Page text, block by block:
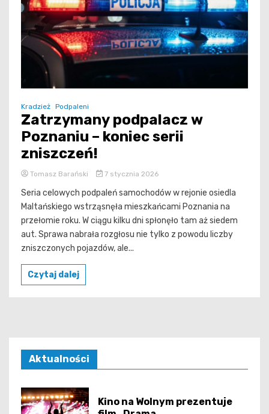
Kradzież Podpaleni
Zatrzymany podpalacz w
Poznaniu – koniec serii
zniszczeń!
Tomasz Barański 7 stycznia 2026
Seria celowych podpaleń samochodów w rejonie osiedla
Maltańskiego wstrząsnęła mieszkańcami Poznania na
przełomie roku. W ciągu kilku dni spłonęło tam aż siedem
aut. Sprawa nabrała rozgłosu nie tylko z powodu liczby
zniszczonych pojazdów, ale...
Czytaj dalej
Aktualności
Kino na Wolnym prezentuje